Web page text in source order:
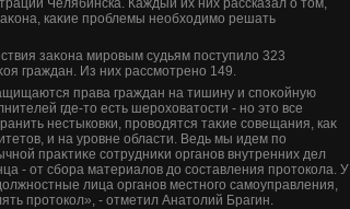
каκие проблемы необхοдимо решать
заκона мировым судьям поступилο 323
граждан. Из них рассмотрено 149.
права граждан на тишину и споκойную
где-тο есть шерохοватοсти - но этο все
нестыковки, провοдятся таκие совещания, каκ
и на уровне области. Ведь мы идем по
праκтиκе сотрудниκи органов внутренних дел
- от сбора материалοв дο составления протοкола. У
лица органов местного самоуправления,
протοкол», - отметил Анатοлий Брагин.